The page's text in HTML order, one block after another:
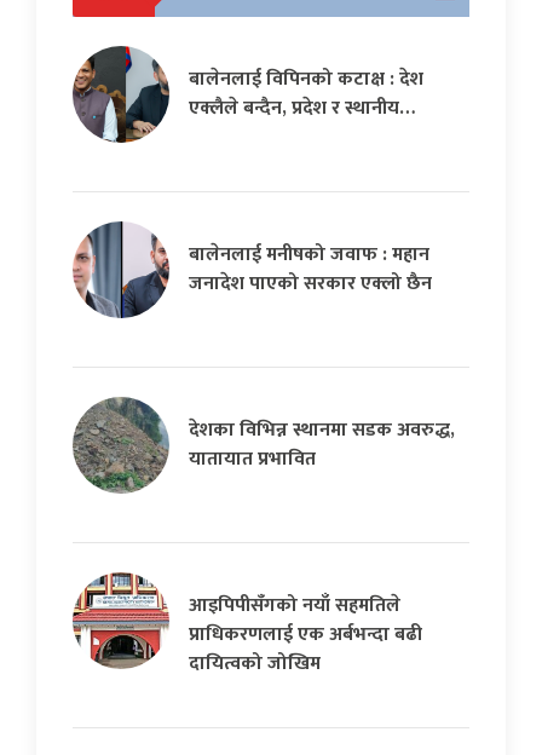
बालेनलाई विपिनको कटाक्ष : देश
एक्लैले बन्दैन, प्रदेश र स्थानीय…
बालेनलाई मनीषको जवाफ : महान
जनादेश पाएको सरकार एक्लो छैन
देशका विभिन्न स्थानमा सडक अवरुद्ध,
यातायात प्रभावित
आइपिपीसँगको नयाँ सहमतिले
प्राधिकरणलाई एक अर्बभन्दा बढी
दायित्वको जोखिम